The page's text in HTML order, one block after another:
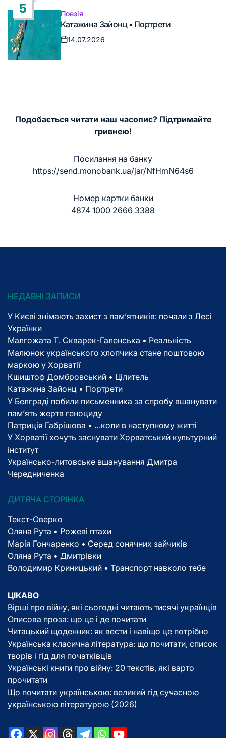
5
Опублікувати
у
Поезія
Катажина Зайонц • Портрети
Дата
14.07.2026
Подобається читати наш часопис? Підтримайте
гривнею!
Посилання на банку
https://send.monobank.ua/jar/NfHmN64s6
Номер картки банки
4874 1000 2666 3388
НЕДАВНІ ЗАПИСИ
У Києві знімають захист з пам’ятників: почали з Лесі
Українки
Малгожата Т. Скварек-Галенська • Реальність
Малюнок українського хлопчика стане поштовою
маркою у Хорватії
Кшиштоф Домбровський • Цілитель
Катажина Зайонц • Портрети
У Белграді побили письменника за спробу вшанувати
пам’ять жертв геноциду
Патриція Габрішова • …коли в наступному житті
У Хорватії хочуть заснувати Хорватський культурний
інститут
Українсько-литовське вшанування Дмитра
Чередниченка
ДИТЯЧА СТОРІНКА
Текст-Оверко
Оляна Рута • Рожеві птахи
Марія Гончаренко • Серед сонячних зайчиків
Оляна Рута • Дмитрівки
Володимир Криницький • Транспорт навколо тебе
ЦІКАВО
Вірші про війну, які сьогодні читають тисячі українців
Описова проза: що це і де почитати
Читацький щоденник: як вести і навіщо це потрібно
Українська класична література: що почитати, список
творів і гід для початківців
Українські книги про війну: 20 текстів, які варто
прочитати
Що почитати українською: великий гід сучасною
українською літературою (2026)